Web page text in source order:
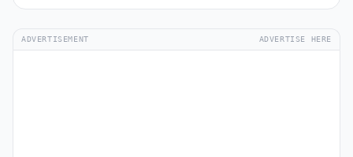
ADVERTISEMENT ADVERTISE HERE